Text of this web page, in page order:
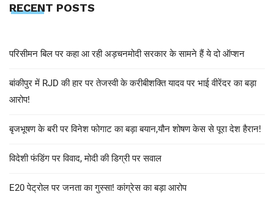
RECENT POSTS
परिसीमन बिल पर कहा आ रही अड़चनमोदी सरकार के सामने हैं ये दो ऑप्शन
बांकीपुर में RJD की हार पर तेजस्वी के करीबीशक्ति यादव पर भाई वीरेंदर का बड़ा
आरोप!
बृजभूषण के बरी पर विनेश फोगाट का बड़ा बयान,यौन शोषण केस से पूरा देश हैरान!
विदेशी फंडिंग पर विवाद, मोदी की डिग्री पर सवाल
E20 पेट्रोल पर जनता का गुस्सा! कांग्रेस का बड़ा आरोप